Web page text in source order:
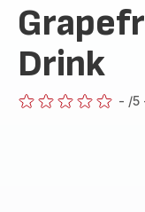
Drink
- /5